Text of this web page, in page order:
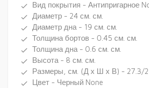
done Вид покрытия - Антипригарное
done Диаметр - 24 см. см.
done Диаметр дна - 19 см. см.
done Толщина бортов - 0.45 см. см.
done Толщина дна - 0.6 см. см.
done Высота - 8 см. см.
done Размеры, см. (Д х Ш х В) - 27.3/
done Цвет - Черный None